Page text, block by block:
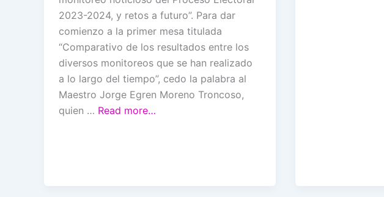
2023-2024, y retos a futuro”. Para dar
comienzo a la primer mesa titulada
“Comparativo de los resultados entre los
diversos monitoreos que se han realizado
a lo largo del tiempo”, cedo la palabra al
Maestro Jorge Egren Moreno Troncoso,
quien … Read more…